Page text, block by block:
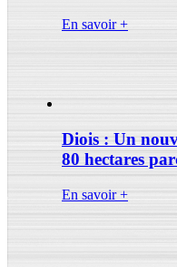
En savoir +
Diois : Un
80 hectares
En savoir +